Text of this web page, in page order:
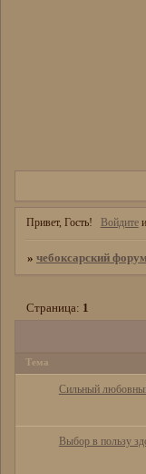
Привет, Гость! Войдите
» чебоксарский форум
Страница: 1
Тема
Сильный
Выбор в пользу